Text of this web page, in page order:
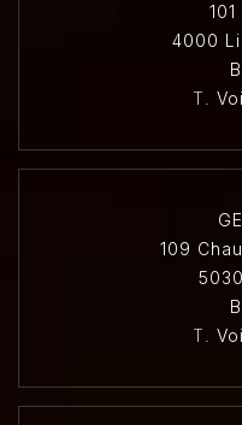
101
4000
T.
109
T.